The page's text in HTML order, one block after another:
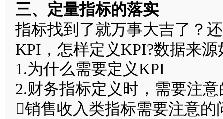
三、定量指标的落实
指标找到了就万事大吉了？
KPI，怎样定义KPI?数据来
1.为什么需要定义KPI
2.财务指标定义时，需要注
销售收入类指标需要注意的